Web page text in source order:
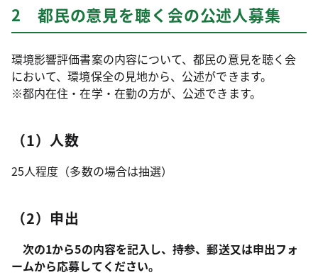
2 都民の意見を聴く会の公述人募集
環境影響評価書案の内容について、都民の意見を聴く会
において、環境保全の見地から、公述ができます。
※都内在住・在学・在勤の方が、公述できます。
（1）人数
25人程度（多数の場合は抽選）
（2）申出
次の1から5の内容を記入し、持参、郵送又は申出フォ
ームから応募してください。